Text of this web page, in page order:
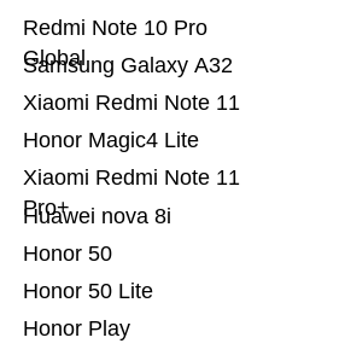
Honor Play
Honor 50 Lite
Honor 50
Huawei nova 8i
Xiaomi Redmi Note 11
Pro+
Honor Magic4 Lite
Xiaomi Redmi Note 11
Samsung Galaxy A32
Redmi Note 10 Pro
Global